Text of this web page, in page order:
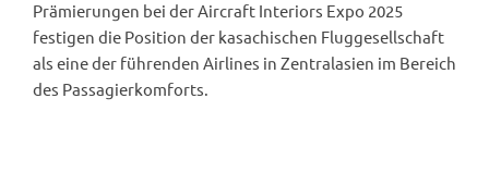
Prämierungen bei der Aircraft Interiors Expo 2025
festigen die Position der kasachischen Fluggesellschaft
als eine der führenden Airlines in Zentralasien im Bereich
des Passagierkomforts.